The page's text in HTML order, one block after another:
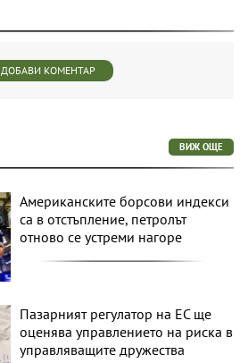
ДОБАВИ КОМЕНТАР
ВИЖ ОЩЕ
Американските борсови индекси
са в отстъпление, петролът
отново се устреми нагоре
Пазарният регулатор на ЕС ще
оценява управлението на риска в
управляващите дружества